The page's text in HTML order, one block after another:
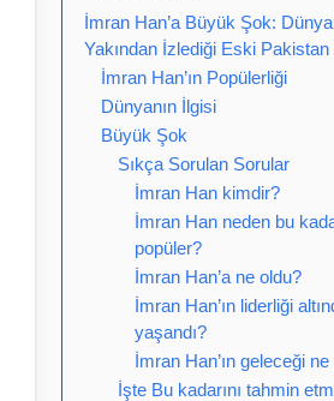
İmran Han’a Büyük Şok:
Yakından İzlediği Eski Pakistan
İmran Han’ın Popülerliği
Dünyanın İlgisi
Büyük Şok
Sıkça Sorulan Sorular
İmran Han kimdir?
İmran Han neden bu
popüler?
İmran Han’a ne oldu?
İmran Han’ın liderliği
yaşandı?
İmran Han’ın geleceği
İşte Bu kadarını tahmin